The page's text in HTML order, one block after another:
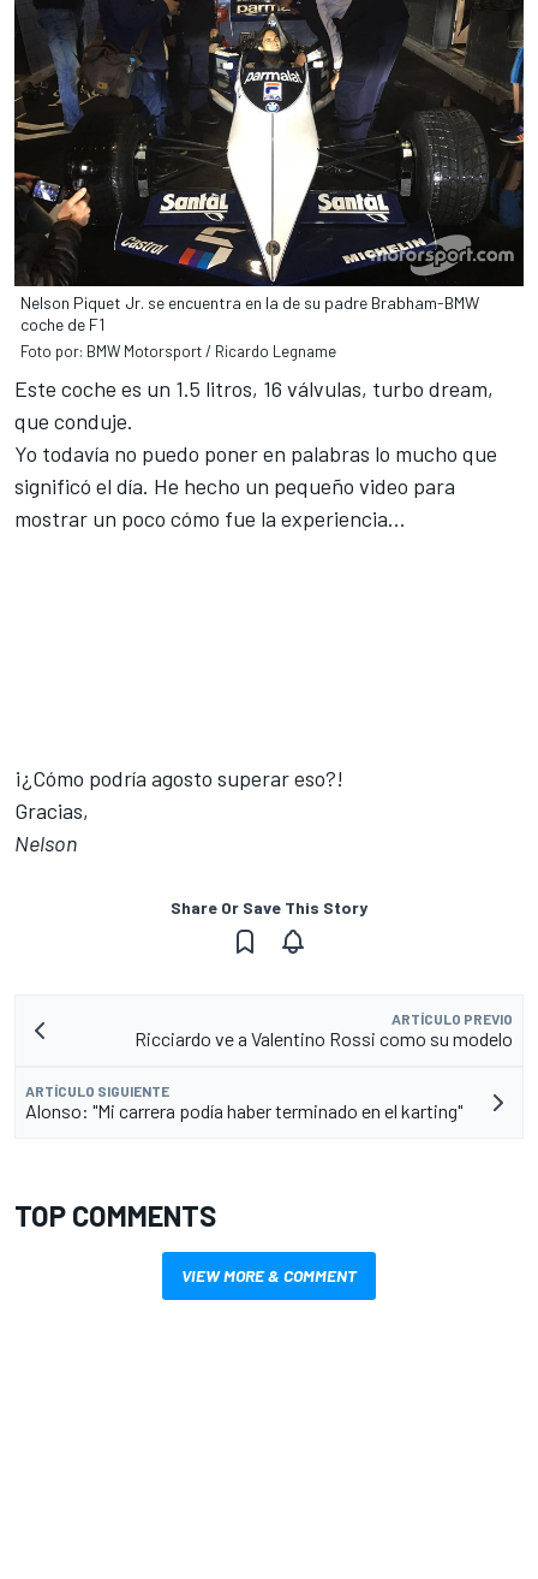
Nelson Piquet Jr. se encuentra en la de su padre Brabham-BMW
coche de F1
Foto por: BMW Motorsport / Ricardo Legname
Este coche es un 1.5 litros, 16 válvulas, turbo dream,
que conduje.
Yo todavía no puedo poner en palabras lo mucho que
significó el día. He hecho un pequeño video para
mostrar un poco cómo fue la experiencia...
¡¿Cómo podría agosto superar eso?!
Gracias,
Nelson
Share Or Save This Story
ARTÍCULO PREVIO
Ricciardo ve a Valentino Rossi como su modelo
ARTÍCULO SIGUIENTE
Alonso: "Mi carrera podía haber terminado en el karting"
TOP COMMENTS
VIEW MORE & COMMENT